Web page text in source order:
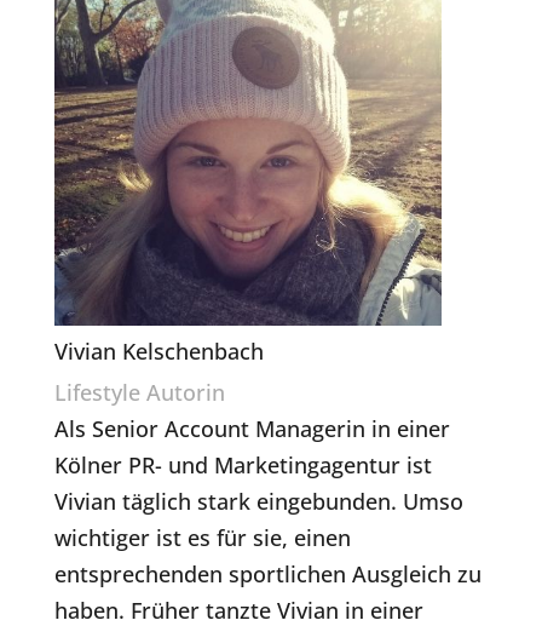
Vivian Kelschenbach
Lifestyle Autorin
Als Senior Account Managerin in einer
Kölner PR- und Marketingagentur ist
Vivian täglich stark eingebunden. Umso
wichtiger ist es für sie, einen
entsprechenden sportlichen Ausgleich zu
haben. Früher tanzte Vivian in einer